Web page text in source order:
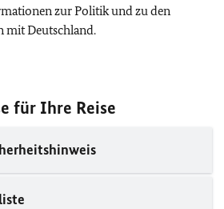
zur Politik und zu den
mit Deutschland.
für Ihre Reise